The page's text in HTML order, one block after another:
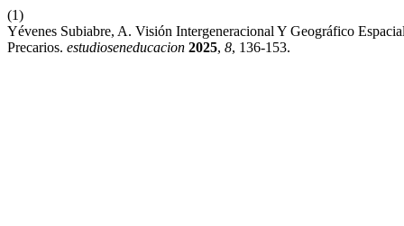
(1)
Yévenes Subiabre, A. Visión Intergeneracional Y Geográfico
Precarios. estudioseneducacion 2025, 8, 136-153.